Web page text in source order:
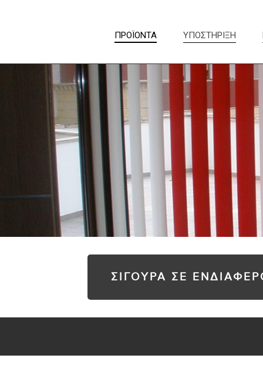
ΠΡΟΪΟΝΤΑ ΥΠΟΣΤΗΡΙΞΗ
ΣΙΓΟΥΡΑ ΣΕ